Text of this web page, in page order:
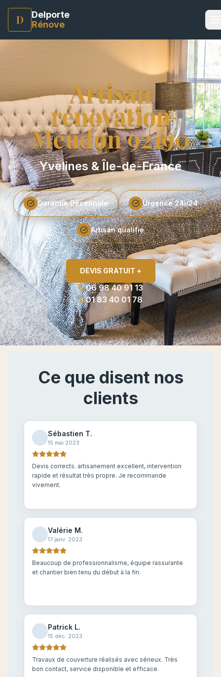
D
Delporte
Rénove
Artisan
rénovation
Meudon92190
Yvelines & Île-de-France
Garantie Décennale Urgence 24i/24
Artisan qualifié
DEVIS GRATUIT +
06 98 40 91 13
01 83 40 01 78
Ce que disent nos
clients
Sébastien T.
15 mai 2023
Devis corrects. artisanement excellent, intervention
rapide et résultat très propre. Je recommande
vivement.
Valérie M.
17 janv. 2023
Beaucoup de professionnalisme, équipe rassurante
et chantier bien tenu du début à la fin.
Patrick L.
15 déc. 2023
Travaux de couverture réalisés avec sérieux. Très
bon contact, service disponible et efficace.